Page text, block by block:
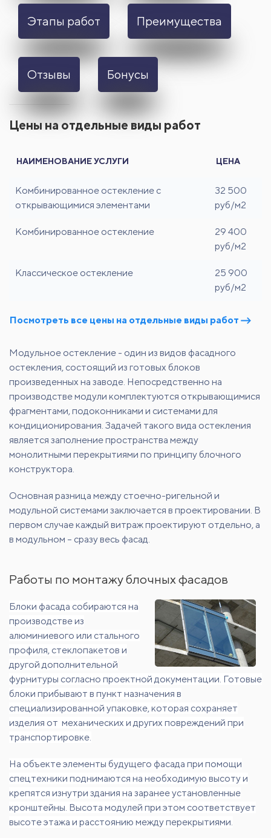
Этапы работ Преимущества
Отзывы Бонусы
Цены на отдельные виды работ
НАИМЕНОВАНИЕ УСЛУГИ ЦЕНА
Комбинированное остекление с
открывающимися элементами
32 500
руб/м2
Комбинированное остекление
29 400
руб/м2
Классическое остекление
25 900
руб/м2
Посмотреть все цены на отдельные виды работ
Модульное остекление - один из видов фасадного
остекления, состоящий из готовых блоков
произведенных на заводе. Непосредственно на
производстве модули комплектуются открывающимися
фрагментами, подоконниками и системами для
кондиционирования. Задачей такого вида остекления
является заполнение пространства между
монолитными перекрытиями по принципу блочного
конструктора.
Основная разница между стоечно-ригельной и
модульной системами заключается в проектировании. В
первом случае каждый витраж проектируют отдельно, а
в модульном – сразу весь фасад.
Работы по монтажу блочных фасадов
Блоки фасада собираются на
производстве из
алюминиевого или стального
профиля, стеклопакетов и
другой дополнительной
фурнитуры согласно проектной документации. Готовые
блоки прибывают в пункт назначения в
специализированной упаковке, которая сохраняет
изделия от механических и других повреждений при
транспортировке.
На объекте элементы будущего фасада при помощи
спецтехники поднимаются на необходимую высоту и
крепятся изнутри здания на заранее установленные
кронштейны. Высота модулей при этом соответствует
высоте этажа и расстоянию между перекрытиями.